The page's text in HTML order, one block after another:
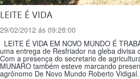
LEITE É VIDA
29/02/2012 ás 09:28:00
LEITE É VIDA EM NOVO MUNDO É
uma entrega de Resfriador na gleba divisa
Com a presença do secretario de
MUNARO também esteve marcando
agrônomo De Novo Mundo Roberto